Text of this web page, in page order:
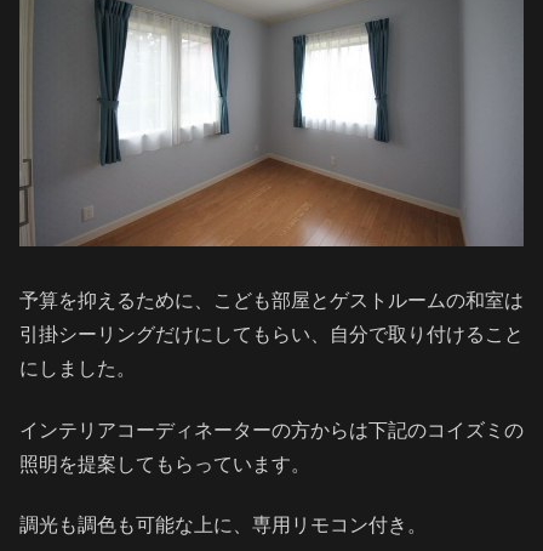
予算を抑えるために、こども部屋とゲストルームの和室は
引掛シーリングだけにしてもらい、自分で取り付けること
にしました。
インテリアコーディネーターの方からは下記のコイズミの
照明を提案してもらっています。
調光も調色も可能な上に、専用リモコン付き。